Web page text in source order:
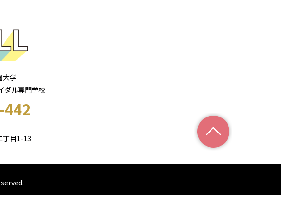
大学
ダル専門学校
442
丁目1-13